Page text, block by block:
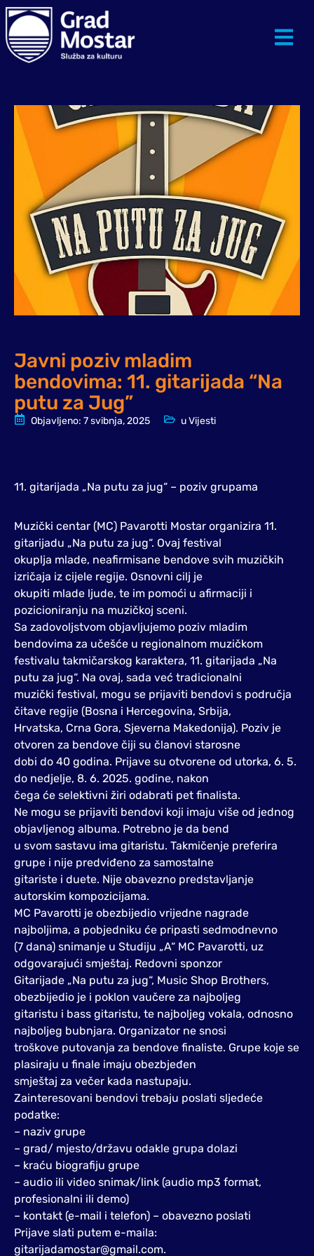
Javni poziv mladim
bendovima: 11. gitarijada “Na
putu za Jug”
Objavljeno: 7 svibnja, 2025 uVijesti
11. gitarijada „Na putu za jug“ – poziv grupama
Muzički centar (MC) Pavarotti Mostar organizira 11.
gitarijadu „Na putu za jug“. Ovaj festival
okuplja mlade, neafirmisane bendove svih muzičkih
izričaja iz cijele regije. Osnovni cilj je
okupiti mlade ljude, te im pomoći u afirmaciji i
pozicioniranju na muzičkoj sceni.
Sa zadovoljstvom objavljujemo poziv mladim
bendovima za učešće u regionalnom muzičkom
festivalu takmičarskog karaktera, 11. gitarijada „Na
putu za jug“. Na ovaj, sada već tradicionalni
muzički festival, mogu se prijaviti bendovi s područja
čitave regije (Bosna i Hercegovina, Srbija,
Hrvatska, Crna Gora, Sjeverna Makedonija). Poziv je
otvoren za bendove čiji su članovi starosne
dobi do 40 godina. Prijave su otvorene od utorka, 6. 5.
do nedjelje, 8. 6. 2025. godine, nakon
čega će selektivni žiri odabrati pet finalista.
Ne mogu se prijaviti bendovi koji imaju više od jednog
objavljenog albuma. Potrebno je da bend
u svom sastavu ima gitaristu. Takmičenje preferira
grupe i nije predviđeno za samostalne
gitariste i duete. Nije obavezno predstavljanje
autorskim kompozicijama.
MC Pavarotti je obezbijedio vrijedne nagrade
najboljima, a pobjedniku će pripasti sedmodnevno
(7 dana) snimanje u Studiju „A“ MC Pavarotti, uz
odgovarajući smještaj. Redovni sponzor
Gitarijade „Na putu za jug“, Music Shop Brothers,
obezbijedio je i poklon vaučere za najboljeg
gitaristu i bass gitaristu, te najboljeg vokala, odnosno
najboljeg bubnjara. Organizator ne snosi
troškove putovanja za bendove finaliste. Grupe koje se
plasiraju u finale imaju obezbjeđen
smještaj za večer kada nastupaju.
Zainteresovani bendovi trebaju poslati sljedeće
podatke:
– naziv grupe
– grad/ mjesto/državu odakle grupa dolazi
– kraću biografiju grupe
– audio ili video snimak/link (audio mp3 format,
profesionalni ili demo)
– kontakt (e-mail i telefon) – obavezno poslati
Prijave slati putem e-maila:
gitarijadamostar@gmail.com.